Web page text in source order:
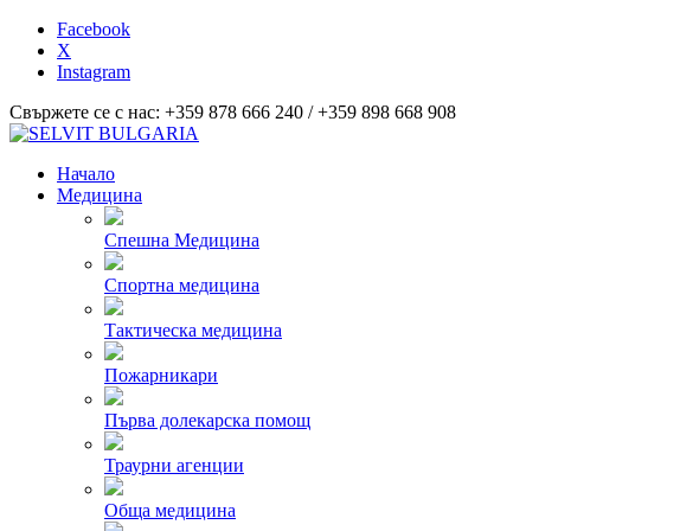
Facebook
X
Instagram
Свържете се с нас: +359 878 666 240 / +359 898 668 908
Начало
Медицина
Спешна Медицина
Спортна медицина
Тактическа медицина
Пожарникари
Първа долекарска помощ
Траурни агенции
Обща медицина